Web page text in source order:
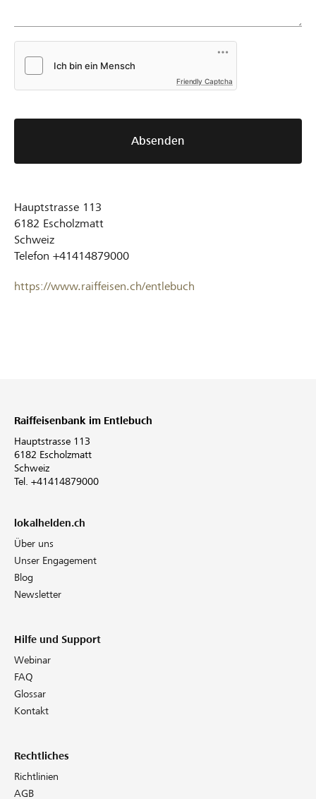
Friendly Captcha
Absenden
Hauptstrasse 113
6182 Escholzmatt
Schweiz
Telefon +41414879000
https://www.raiffeisen.ch/entlebuch
Raiffeisenbank im Entlebuch
Hauptstrasse 113
6182 Escholzmatt
Schweiz
Tel. +41414879000
lokalhelden.ch
Über uns
Unser Engagement
Blog
Newsletter
Hilfe und Support
Webinar
FAQ
Glossar
Kontakt
Rechtliches
Richtlinien
AGB